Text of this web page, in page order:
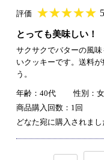
評価 ★★★★★
★★★★★ 5
とっても美味しい！
サクサクでバターの風
いクッキーです。送料
う。
年齢：40代
性別：
商品購入回数：1回
どなた宛に購入されま